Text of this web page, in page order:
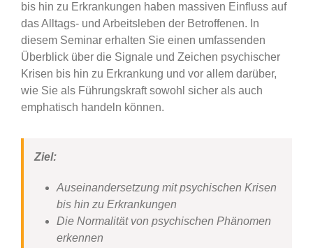
bis hin zu Erkrankungen haben massiven Einfluss auf
das Alltags- und Arbeitsleben der Betroffenen. In
diesem Seminar erhalten Sie einen umfassenden
Überblick über die Signale und Zeichen psychischer
Krisen bis hin zu Erkrankung und vor allem darüber,
wie Sie als Führungskraft sowohl sicher als auch
emphatisch handeln können.
Ziel:
Auseinandersetzung mit psychischen Krisen
bis hin zu Erkrankungen
Die Normalität von psychischen Phänomen
erkennen